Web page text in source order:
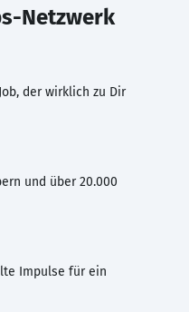
Netzwerk
der wirklich zu Dir
und über 20.000
Impulse für ein